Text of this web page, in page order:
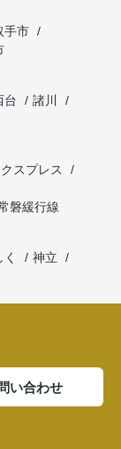
手市
台
諸川
スプレス
磐緩行線
神立
い合わせ